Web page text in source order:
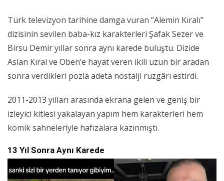
Türk televizyon tarihine damga vuran “Alemin Kıralı”
dizisinin sevilen baba-kız karakterleri Şafak Sezer ve
Birsu Demir yıllar sonra aynı karede buluştu. Dizide
Aslan Kıral ve Oben’e hayat veren ikili uzun bir aradan
sonra verdikleri pozla adeta nostalji rüzgârı estirdi.
2011-2013 yılları arasında ekrana gelen ve geniş bir
izleyici kitlesi yakalayan yapım hem karakterleri hem
komik sahneleriyle hafızalara kazınmıştı.
13 Yıl Sonra Aynı Karede